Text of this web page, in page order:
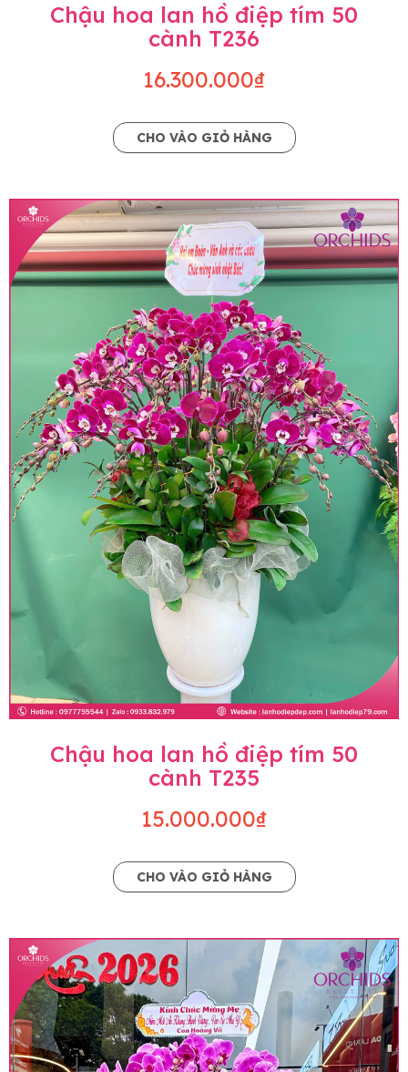
Chậu hoa lan hồ điệp tím 50
cành T236
16.300.000₫
CHO VÀO GIỎ HÀNG
Chậu hoa lan hồ điệp tím 50
cành T235
15.000.000₫
CHO VÀO GIỎ HÀNG